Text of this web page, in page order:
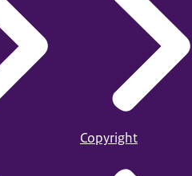
Copyright